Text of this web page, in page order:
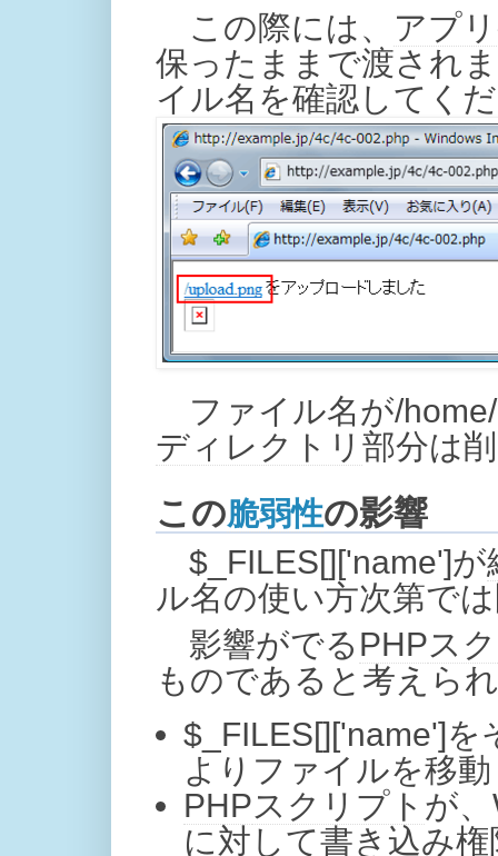
この際には、 アプ
保ったままで渡され
イル名を確認してく
ファイル名が/
ディレクトリ 部分は
この脆弱性の影響
$_FILES[]['name']が
ル名の使い方次第で
影響がでる PHPス
ものであると考えら
$_FILES[]['name']
よりファイルを移
PHPスクリプト が
に対して書き込み